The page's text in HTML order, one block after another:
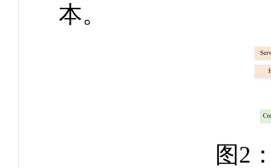
本。
图2：